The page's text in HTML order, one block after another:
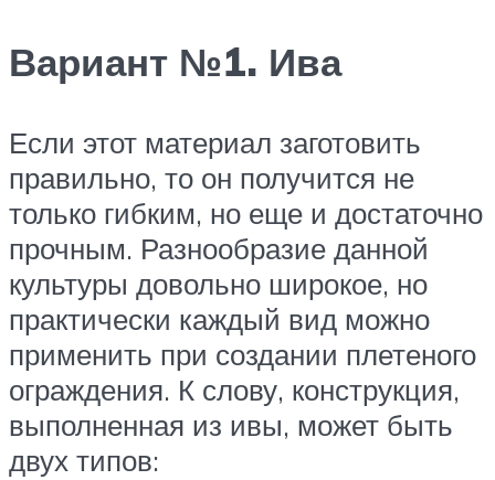
Вариант №1. Ива
Если этот материал заготовить
правильно, то он получится не
только гибким, но еще и достаточно
прочным. Разнообразие данной
культуры довольно широкое, но
практически каждый вид можно
применить при создании плетеного
ограждения. К слову, конструкция,
выполненная из ивы, может быть
двух типов: